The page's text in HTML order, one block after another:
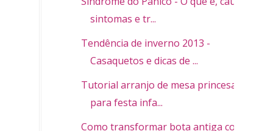
sintomas e tr...
Tendência de inverno 2013 -
Casaquetos e dicas de ...
Tutorial arranjo de mesa princesas
para festa infa...
Como transformar bota antiga com